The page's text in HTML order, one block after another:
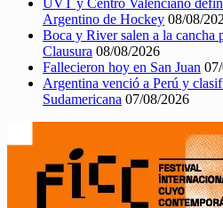
UVT y Centro Valenciano
Argentino de Hockey 08/08/
Boca y River salen a la cancha
Clausura 08/08/2026
Fallecieron hoy en San Juan
Argentina venció a Perú y
Sudamericana 07/08/2026